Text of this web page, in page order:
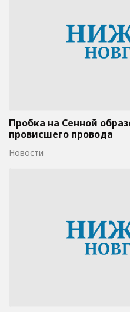
Пробка на Сенной
провисшего провода
Новости